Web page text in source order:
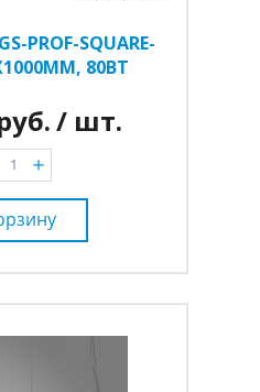
PROF-SQUARE-
80ВТ
/ шт.